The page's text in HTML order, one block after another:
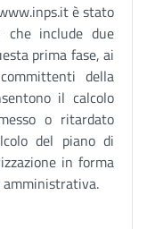
è stato
che include due
prima fase, ai
della
il calcolo
o ritardato
del piano di
in forma